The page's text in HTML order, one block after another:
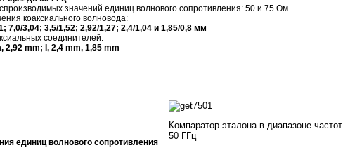
значений единиц волнового сопротивления: 50 и 75 Ом.
коаксиального волновода:
7,0/3,04; 3,5/1,52; 2,92/1,27; 2,4/1,04 и 1,85/0,8 мм
соединителей:
2,92 mm; I, 2,4 mm, 1,85 mm
единиц волнового сопротивления
Компаратор эталона в диапазоне частот
50 ГГц